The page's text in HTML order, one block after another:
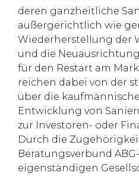
deren ganzheitliche
außergerichtlich wie
Wiederherstellung der
und die
für den Restart am
reichen dabei von der
über die
Entwicklung von
zur Investoren- oder
Durch die
Beratungsverbund
eigenständigen